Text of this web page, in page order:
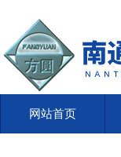
网站首页
网站首页